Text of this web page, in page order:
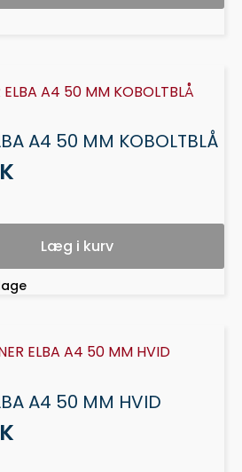
A4 50 MM KOBOLTBLÅ
Læg i kurv
A4 50 MM HVID